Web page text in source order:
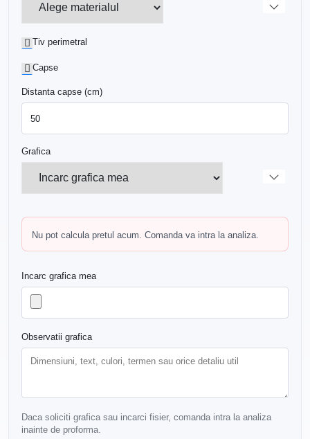
Tiv perimetral
Capse
Distanta capse (cm)
Grafica
Nu pot calcula pretul acum. Comanda va intra la analiza.
Incarc grafica mea
Observatii grafica
Daca soliciti grafica sau incarci fisier, comanda intra la analiza
inainte de proforma.